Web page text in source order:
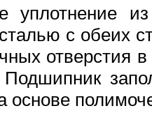
уплотнение
с обеих
отверстия
Подшипник
основе